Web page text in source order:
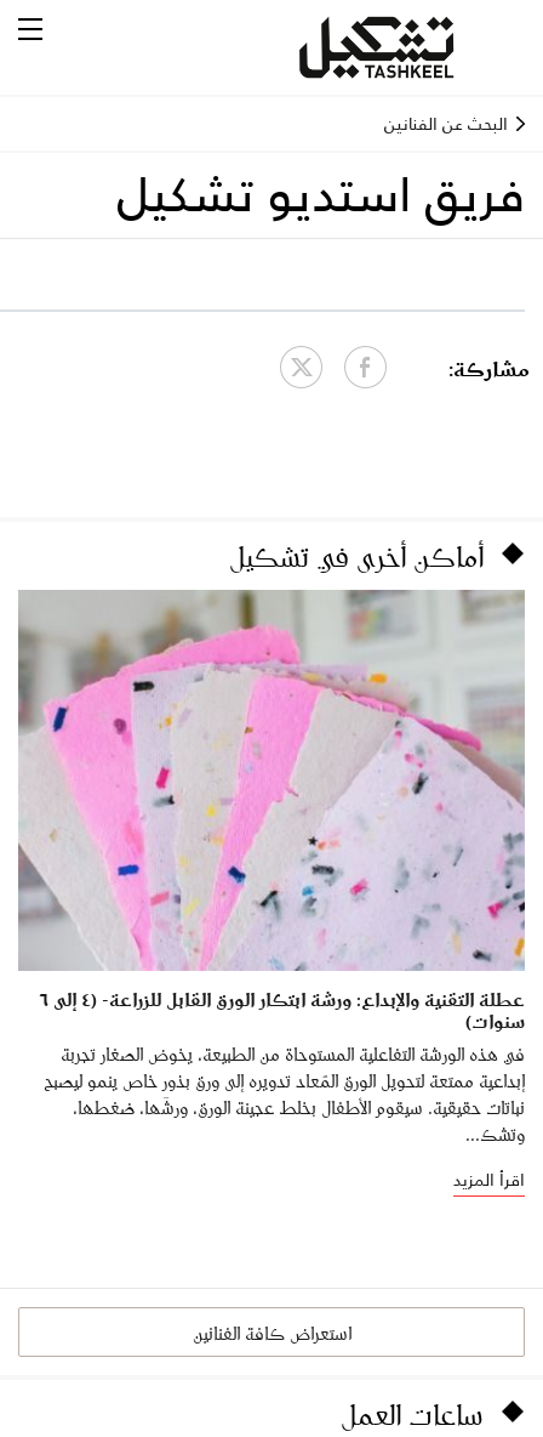
البحث عن الفنانين
فريق استديو تشكيل
مشاركة:
أماكن أخرى في تشكيل
عطلة التقنية والإبداع: ورشة ابتكار الورق القابل للزراعة- (٤ إلى ٦
سنوات)
في هذه الورشة التفاعلية المستوحاة من الطبيعة، يخوض الصغار تجربة
إبداعية ممتعة لتحويل الورق المُعاد تدويره إلى ورق بذور خاص ينمو ليصبح
نباتات حقيقية. سيقوم الأطفال بخلط عجينة الورق، ورشّها، ضغطها،
وتشك...
اقرأ المزيد
استعراض كافة الفنانين
ساعات العمل